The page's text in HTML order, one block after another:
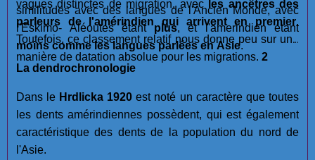
similitudes avec des langues de l'Ancien Monde, avec
l'Eskimo- Aléoutes êtantplus, et l'amerindien étant
moins comme les langues parlées en Asie.
vagues distinctes de migration, avec les ancêtres des
parleurs de l'amérindien qui arrivent en premier.
Toutefois, ce classement relatif nous donne peu sur une
manière de datation absolue pour les migrations. 2
La dendrochronologie
Dans le Hrdlicka 1920 est noté un caractère que toutes
les dents amérindiennes possèdent, qui est également
caractéristique des dents de la population du nord de
l'Asie.